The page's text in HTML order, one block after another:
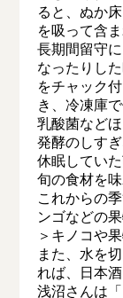
ると、ぬか
を吸って含
長期間留守
なったりし
をチャック
き、冷凍庫
乳酸菌など
発酵のしす
休眠してい
旬の食材を
これからの
ンゴなどの
＞キノコや
また、水を
れば、日本酒
浅沼さんは